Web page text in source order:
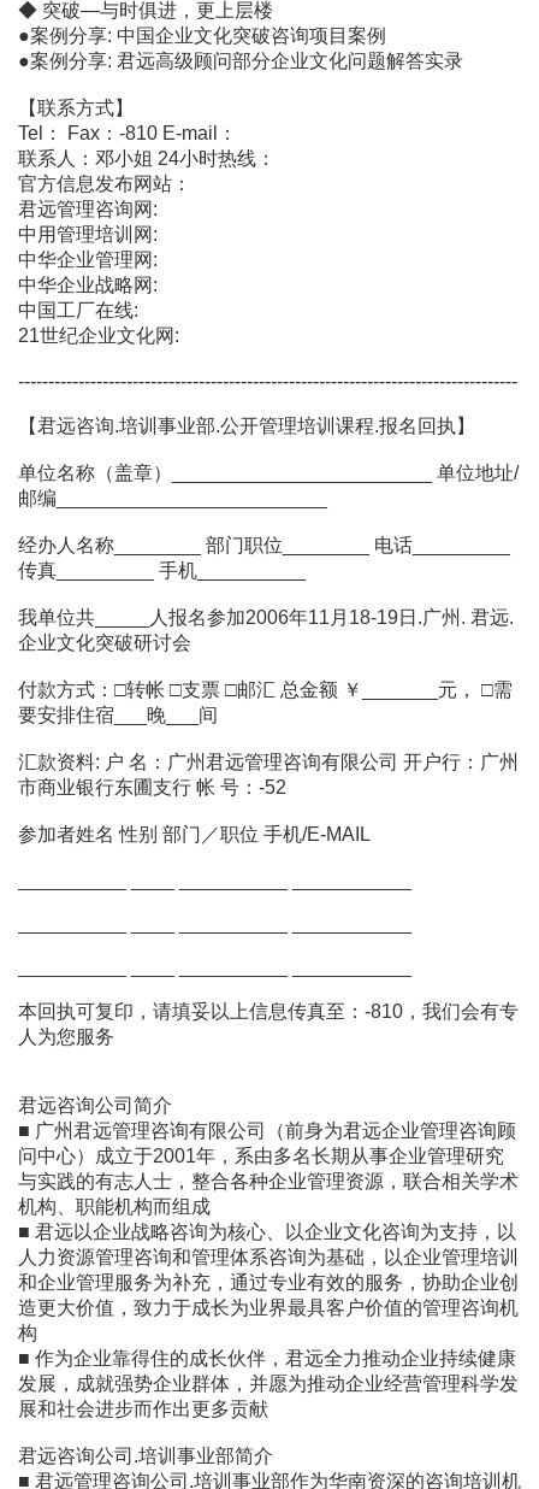
◆ 突破―与时俱进，更上层楼
●案例分享: 中国企业文化突破咨询项目案例
●案例分享: 君远高级顾问部分企业文化问题解答实录
【联系方式】
Tel： Fax：-810 E-mail：
联系人：邓小姐 24小时热线：
官方信息发布网站：
君远管理咨询网:
中用管理培训网:
中华企业管理网:
中华企业战略网:
中国工厂在线:
21世纪企业文化网:
-----------------------------------------------------------------------------------
【君远咨询.培训事业部.公开管理培训课程.报名回执】
单位名称（盖章）________________________ 单位地址/
邮编_________________________
经办人名称________ 部门职位________ 电话_________
传真_________ 手机__________
我单位共_____人报名参加2006年11月18-19日.广州. 君远.
企业文化突破研讨会
付款方式：□转帐 □支票 □邮汇 总金额 ￥_______元， □需
要安排住宿___晚___间
汇款资料: 户 名：广州君远管理咨询有限公司 开户行：广州
市商业银行东圃支行 帐 号：-52
参加者姓名 性别 部门／职位 手机/E-MAIL
本回执可复印，请填妥以上信息传真至：-810，我们会有专
人为您服务
君远咨询公司简介
■ 广州君远管理咨询有限公司（前身为君远企业管理咨询顾
问中心）成立于2001年，系由多名长期从事企业管理研究
与实践的有志人士，整合各种企业管理资源，联合相关学术
机构、职能机构而组成
■ 君远以企业战略咨询为核心、以企业文化咨询为支持，以
人力资源管理咨询和管理体系咨询为基础，以企业管理培训
和企业管理服务为补充，通过专业有效的服务，协助企业创
造更大价值，致力于成长为业界最具客户价值的管理咨询机
构
■ 作为企业靠得住的成长伙伴，君远全力推动企业持续健康
发展，成就强势企业群体，并愿为推动企业经营管理科学发
展和社会进步而作出更多贡献
君远咨询公司.培训事业部简介
■ 君远管理咨询公司.培训事业部作为华南资深的咨询培训机